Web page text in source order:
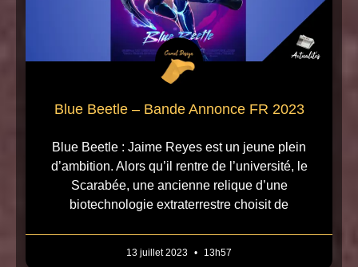
Blue Beetle – Bande Annonce FR 2023
Blue Beetle : Jaime Reyes est un jeune plein
d’ambition. Alors qu’il rentre de l’université, le
Scarabée, une ancienne relique d’une
biotechnologie extraterrestre choisit de
13 juillet 2023 13h57